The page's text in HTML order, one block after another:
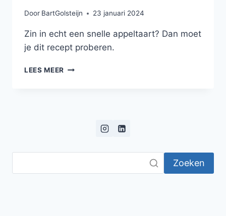
Door BartGolsteijn 23 januari 2024
Zin in echt een snelle appeltaart? Dan moet
je dit recept proberen.
LEES MEER SNELLE
Zoeken